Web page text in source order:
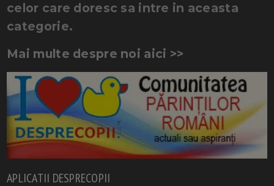
celor care doresc sa intre in aceasta
categorie.
Mai multe despre noi aici >>
APLICATII DESPRECOPII